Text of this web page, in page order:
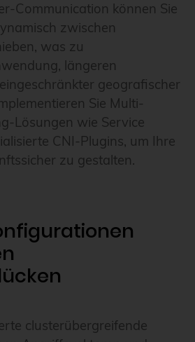
Communication können Sie
zwischen
was zu
längeren
geografischer
Sie Multi-
Lösungen wie Service
CNI-Plugins, um Ihre
zu gestalten.
clusterübergreifende